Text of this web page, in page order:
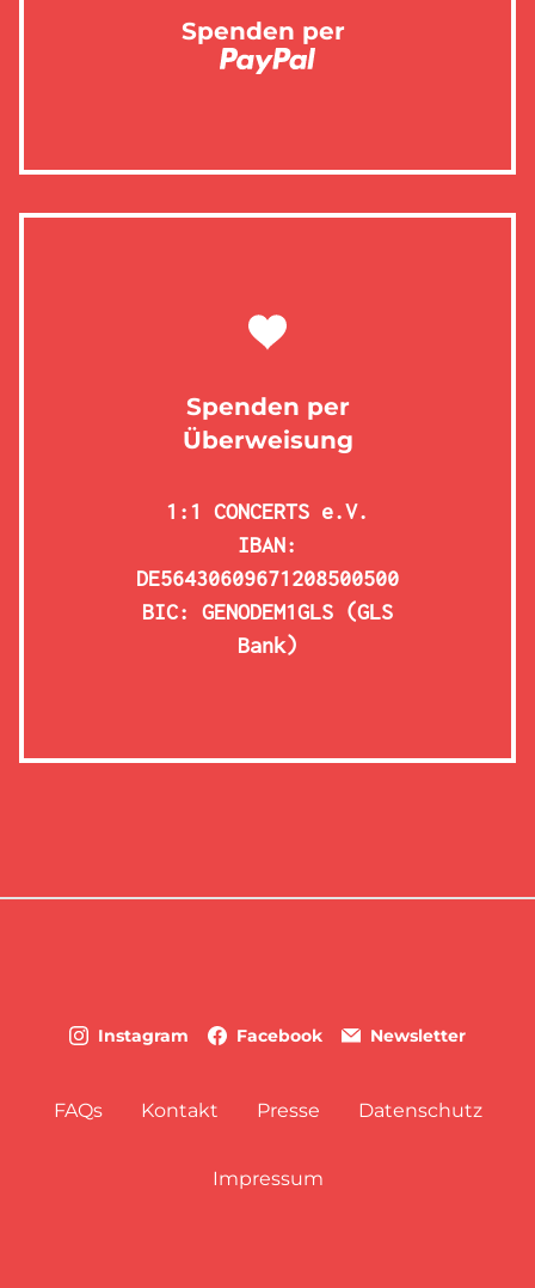
Spenden per
Spenden per
Überweisung
1:1 CONCERTS e.V.
IBAN:
DE56430609671208500500
BIC: GENODEM1GLS (GLS
Bank)
Instagram Facebook Newsletter
FAQs Kontakt Presse Datenschutz
Impressum